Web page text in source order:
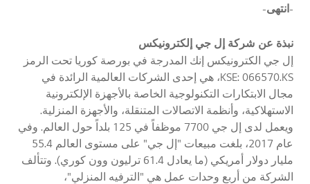
-انتهى-
نبذة عن شركة إل جي إلكترونيكس
إل جي الكترونيكس إنك المدرجة في بورصة كوريا تحت الرمز
KSE: 066570.KS، هي إحدى الشركات العالمية الرائدة في
مجال الابتكارات التكنولوجية الخاصة بالأجهزة الإلكترونية
الاستهلاكية، وأنظمة الاتصالات المتنقلة، والأجهزة المنزلية.
ويعمل لدى إل جي 7700 موظفاً في 125 بلداً حول العالم. وفي
عام 2017، بلغت مبيعات "إل جي" على مستوى العالم 55.4
مليار دولار أمريكي (ما يعادل 61.4 ترليون وون كوري). وتتألف
الشركة من أربع وحدات عمل هي "الترفيه المنزلي"،